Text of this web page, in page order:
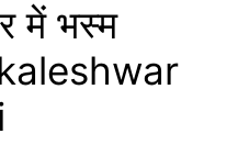
में भस्म